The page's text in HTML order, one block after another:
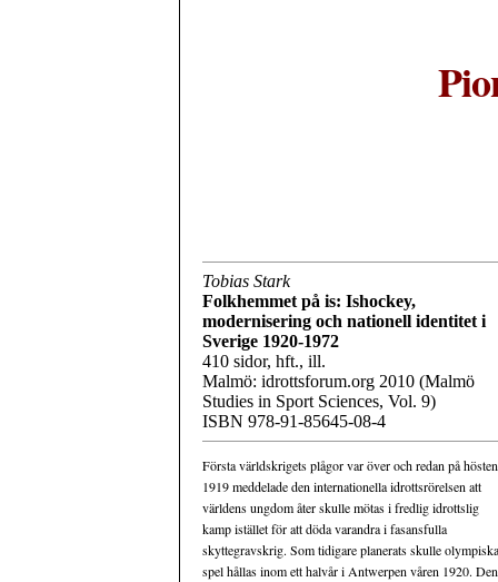
Tobias Stark
Folkhemmet på is: Ishockey,
modernisering och nationell identitet i
Sverige 1920-1972
410 sidor, hft., ill.
Malmö: idrottsforum.org 2010 (Malmö
Studies in Sport Sciences, Vol. 9)
ISBN 978-91-85645-08-4
Första världskrigets plågor var över och redan på hösten
1919 meddelade den internationella idrottsrörelsen att
världens ungdom åter skulle mötas i fredlig idrottslig
kamp istället för att döda varandra i fasansfulla
skyttegravskrig. Som tidigare planerats skulle olympiska
spel hållas inom ett halvår i Antwerpen våren 1920. Den